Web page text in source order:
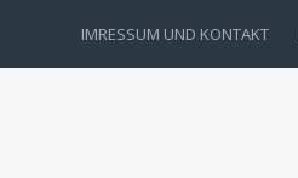
IMRESSUM UND KONTAKT